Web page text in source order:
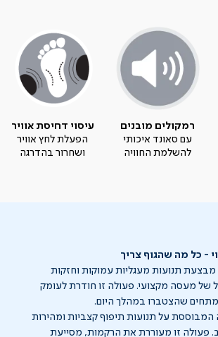
רמקולים מובנים
עם סאונד איכותי
להשלמת החוויה
עיסוי דחיסת אוויר
הפעלת לחץ אוויר
ושחרור בהדרגה
תנועות מעגליות עמוקות וחזקות
מעסה מקצועי. פעולה זו חודרת לעומק
שהצטברו במהלך היום.
המבוססת על תנועות תיפוף קצביות ומהירות
פעולה זו מעוררת את הרקמות, מסייעת